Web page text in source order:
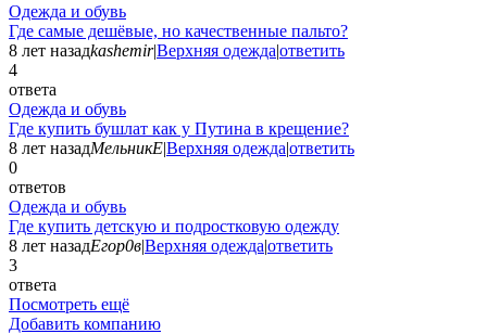
Одежда и обувь
Где самые дешёвые, но качественные пальто?
8 лет назадkashemir|Верхняя одежда|ответить
4
ответа
Одежда и обувь
Где купить бушлат как у Путина в крещение?
8 лет назадМельникЕ|Верхняя одежда|ответить
0
ответов
Одежда и обувь
Где купить детскую и подростковую одежду
8 лет назадЕгор0в|Верхняя одежда|ответить
3
ответа
Посмотреть ещё
Добавить компанию